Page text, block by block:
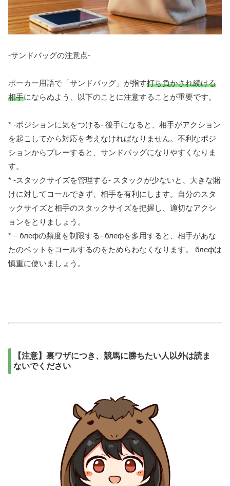
-サンドバッグの注意点-
ポーカー用語で「サンドバッグ」が指す打ち負かされ続ける
相手にならぬよう、以下のことに注意することが重要です。
* -ポジションに気をつける- 後手になると、相手がアクション
を起こしてから対応を考えなければなりません。不利なポジ
ションからプレーすると、サンドバッグになりやすくなりま
す。
* -スタックサイズを管理する- スタックが少ないと、大きな賭
けに対してコールできず、相手を有利にします。自分のスタ
ックサイズと相手のスタックサイズを把握し、適切なアクシ
ョンをとりましょう。
* – блефの頻度を制限する- блефを多用すると、相手があな
たのベットをコールするのをためらわなくなります。 блефは
慎重に使いましょう。
【注意】裏ワザにつき、競馬に勝ちたい人以外は読ま
ないでください